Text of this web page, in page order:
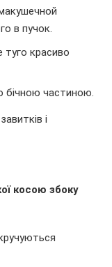
в пучок.
туго красиво
бічною частиною.
і
косою збоку